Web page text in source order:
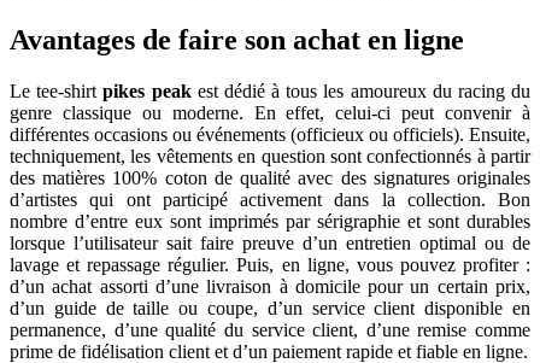
Avantages de faire son achat en ligne
Le tee-shirtpikes peakest dédié à tous les amoureux du racing du
genre classique ou moderne. En effet, celui-ci peut convenir à
différentes occasions ou événements (officieux ou officiels). Ensuite,
techniquement, les vêtements en question sont confectionnés à partir
des matières 100% coton de qualité avec des signatures originales
d’artistes qui ont participé activement dans la collection. Bon
nombre d’entre eux sont imprimés par sérigraphie et sont durables
lorsque l’utilisateur sait faire preuve d’un entretien optimal ou de
lavage et repassage régulier. Puis, en ligne, vous pouvez profiter :
d’un achat assorti d’une livraison à domicile pour un certain prix,
d’un guide de taille ou coupe, d’un service client disponible en
permanence, d’une qualité du service client, d’une remise comme
prime de fidélisation client et d’un paiement rapide et fiable en ligne.